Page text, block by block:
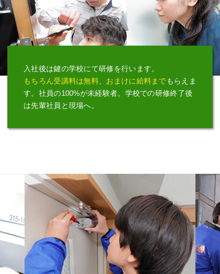
入社後は鍵の学校にて研修を行います。
もちろん受講料は無料、 おまけに給料までもらえま
す。 社員の100%が未経験者。 学校での研修終了後
は先輩社員と現場へ。